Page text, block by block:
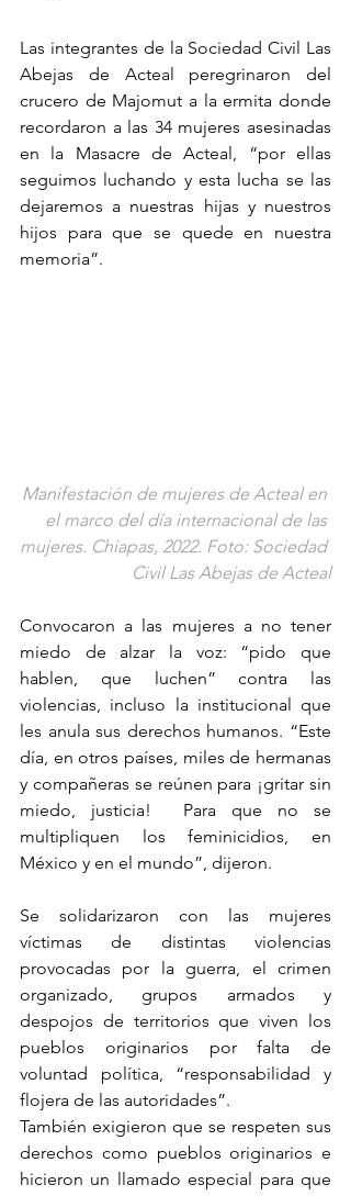
Las integrantes de la Sociedad Civil Las
Abejas de Acteal peregrinaron del
crucero de Majomut a la ermita donde
recordaron a las 34 mujeres asesinadas
en la Masacre de Acteal, “por ellas
seguimos luchando y esta lucha se las
dejaremos a nuestras hijas y nuestros
hijos para que se quede en nuestra
memoria”.
Manifestación de mujeres de Acteal en
el marco del día internacional de las
mujeres. Chiapas, 2022. Foto: Sociedad
Civil Las Abejas de Acteal
Convocaron a las mujeres a no tener
miedo de alzar la voz: “pido que
hablen, que luchen” contra las
violencias, incluso la institucional que
les anula sus derechos humanos. “Este
día, en otros países, miles de hermanas
y compañeras se reúnen para ¡gritar sin
miedo, justicia!  Para que no se
multipliquen los feminicidios, en
México y en el mundo”, dijeron.
Se solidarizaron con las mujeres
víctimas de distintas violencias
provocadas por la guerra, el crimen
organizado, grupos armados y
despojos de territorios que viven los
pueblos originarios por falta de
voluntad política, “responsabilidad y
flojera de las autoridades”.
También exigieron que se respeten sus
derechos como pueblos originarios e
hicieron un llamado especial para que